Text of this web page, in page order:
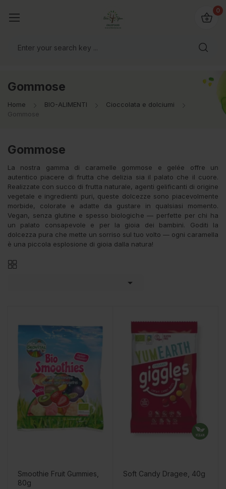
mondo!
0
Gommose
Home BIO-ALIMENTI
Cioccolata e dolciumi
Gommose
Gommose
La nostra gamma di caramelle gommose e gelée offre un
autentico piacere di frutta che delizia sia il palato che il cuore.
Realizzate con succo di frutta naturale, agenti gelificanti di origine
vegetale e ingredienti puri, queste dolcezze sono piacevolmente
morbide, colorate e adatte da gustare in qualsiasi momento.
Vegan, senza glutine e spesso biologiche — perfette per chi ha
un palato consapevole e per la gioia dei bambini. Goditi la
dolcezza pura che mette un sorriso sul tuo volto — ogni caramella
è una piccola esplosione di gioia dalla natura!

Smoothie Fruit Gummies,
80g
Soft Candy Dragee, 40g